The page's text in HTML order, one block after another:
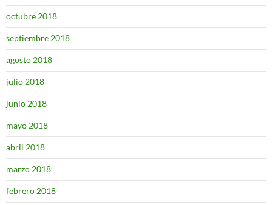
octubre 2018
septiembre 2018
agosto 2018
julio 2018
junio 2018
mayo 2018
abril 2018
marzo 2018
febrero 2018